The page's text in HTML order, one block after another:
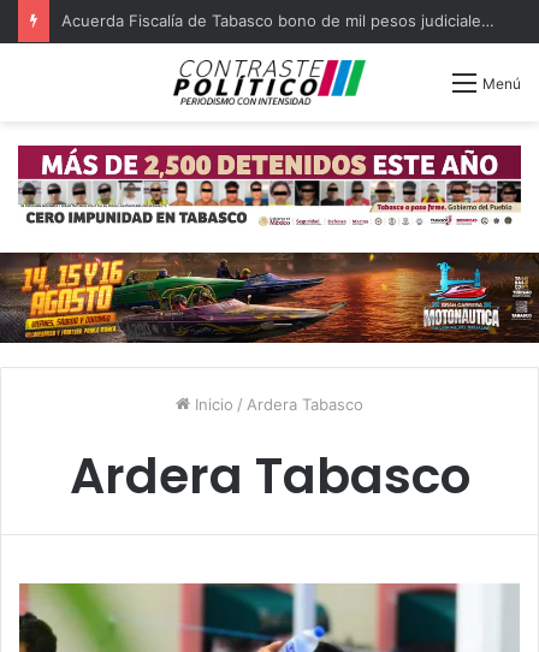
Acuerda Fiscalía de Tabasco bono de mil pesos judiciales quejosos
Menú
Inicio / Ardera Tabasco
Ardera Tabasco